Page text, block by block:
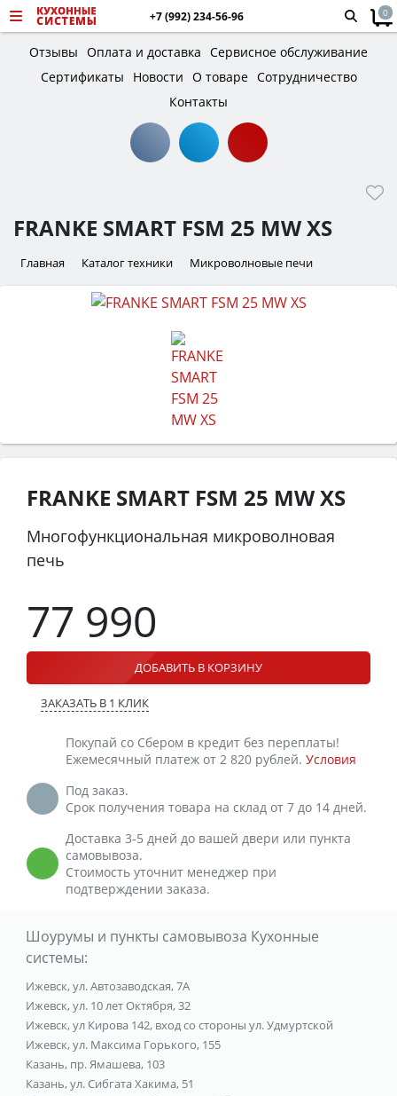
+7 (992) 234-56-96 0
Отзывы Оплата и доставка Сервисное обслуживание
Сертификаты
Новости О товаре Сотрудничество
Контакты
FRANKE SMART FSM 25 MW XS
Главная Каталог техники Микроволновые печи
FRANKE SMART FSM 25 MW XS
Многофункциональная микроволновая
печь
77 990
ДОБАВИТЬ В КОРЗИНУ
ЗАКАЗАТЬ В 1 КЛИК
Покупай со Сбером в кредит без переплаты!
Ежемесячный платеж от 2 820 рублей. Условия
Под заказ.
Срок получения товара на склад от 7 до 14 дней.
Доставка 3-5 дней до вашей двери или пункта
самовывоза.
Стоимость уточнит менеджер при
подтверждении заказа.
Шоурумы и пункты самовывоза Кухонные
системы:
Ижевск, ул. Автозаводская, 7А
Ижевск, ул. 10 лет Октября, 32
Ижевск, ул Кирова 142, вход со стороны ул. Удмуртской
Ижевск, ул. Максима Горького, 155
Казань, пр. Ямашева, 103
Казань, ул. Сибгата Хакима, 51